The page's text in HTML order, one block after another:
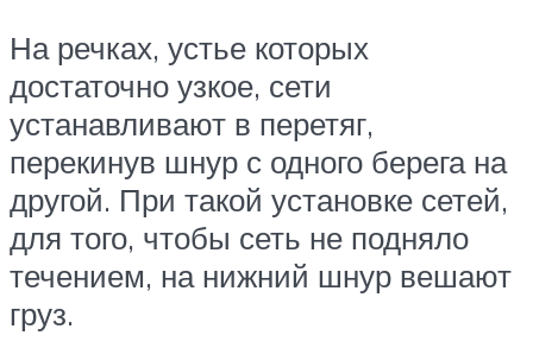
На речках, устье которых
достаточно узкое, сети
устанавливают в перетяг,
перекинув шнур с одного берега на
другой. При такой установке сетей,
для того, чтобы сеть не подняло
течением, на нижний шнур вешают
груз.